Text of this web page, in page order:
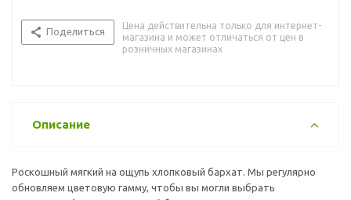
Поделиться
Цена действительна только для интернет-
магазина и может отличаться от цен в
розничных магазинах
Описание
Роскошный мягкий на ощупь хлопковый бархат. Мы регулярно
обновляем цветовую гамму, чтобы вы могли выбрать